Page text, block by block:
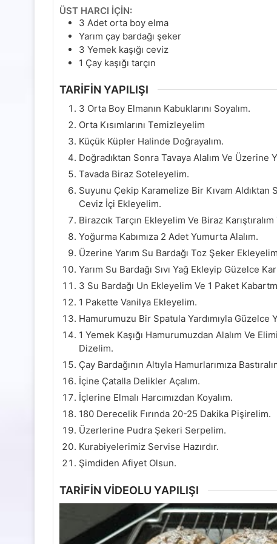
ÜST HARCI İÇİN:
3 Adet orta boy elma
Yarım çay bardağı şeker
3 Yemek kaşığı ceviz
1 Çay kaşığı tarçın
TARİFİN YAPILIŞI
3 Orta Boy Elmanın Kabuklarını Soyalım.
Orta Kısımlarını Temizleyelim
Küçük Küpler Halinde Doğrayalım.
Doğradıktan Sonra Tavaya Alalım Ve Üzerine
Tavada Biraz Soteleyelim.
Suyunu Çekip Karamelize Bir Kıvam Aldıktan
Ceviz İçi Ekleyelim.
Birazcık Tarçın Ekleyelim Ve Biraz
Yoğurma Kabımıza 2 Adet Yumurta Alalım.
Üzerine Yarım Su Bardağı Toz Şeker
Yarım Su Bardağı Sıvı Yağ Ekleyip Güzelce
3 Su Bardağı Un Ekleyelim Ve 1 Paket
1 Pakette Vanilya Ekleyelim.
Hamurumuzu Bir Spatula Yardımıyla Güzelce
1 Yemek Kaşığı Hamurumuzdan Alalım Ve
Dizelim.
Çay Bardağının Altıyla Hamurlarımıza
İçine Çatalla Delikler Açalım.
İçlerine Elmalı Harcımızdan Koyalım.
180 Derecelik Fırında 20-25 Dakika Pişirelim.
Üzerlerine Pudra Şekeri Serpelim.
Kurabiyelerimiz Servise Hazırdır.
Şimdiden Afiyet Olsun.
TARİFİN VİDEOLU YAPILIŞI